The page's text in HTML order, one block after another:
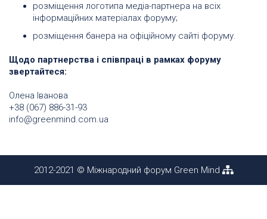
розміщення логотипа медіа-партнера на всіх
інформаційних матеріалах форуму;
розміщення банера на офіційному сайті форуму.
Щодо партнерства і співпраці в рамках форуму
звертайтеся:
Олена Іванова
+38 (067) 886-31-93
info@greenmind.com.ua
2012-2021 © Міжнародний форум Green Mind